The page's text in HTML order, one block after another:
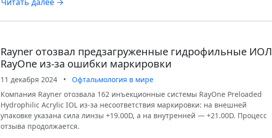
Rayner отозвал предзагруженные гидрофильные ИОЛ
RayOne из-за ошибки маркировки
11 декабря 2024 •
Офтальмология в мире
Компания Rayner отозвала 162 инъекционные системы RayOne Preloaded
Hydrophilic Acrylic IOL из-за несоответствия маркировки: на внешней
упаковке указана сила линзы +19.00D, а на внутренней — +21.00D. Процесс
отзыва продолжается.